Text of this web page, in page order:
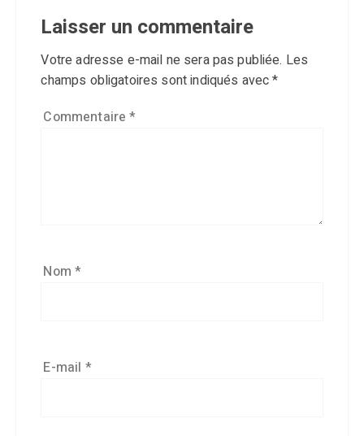
Laisser un commentaire
Votre adresse e-mail ne sera pas publiée. Les
champs obligatoires sont indiqués avec*
Commentaire*
Nom*
E-mail *